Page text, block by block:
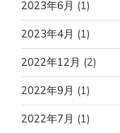
2023年6月 (1)
2023年4月 (1)
2022年12月 (2)
2022年9月 (1)
2022年7月 (1)